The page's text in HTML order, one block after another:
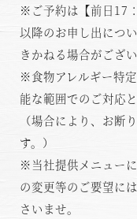
※ご予約は【前日17
以降のお申し出につ
きかねる場合がござい
※食物アレルギー特
能な範囲でのご対応と
（場合により、お断
す。）
※当社提供メニュー
の変更等のご要望に
さいませ。